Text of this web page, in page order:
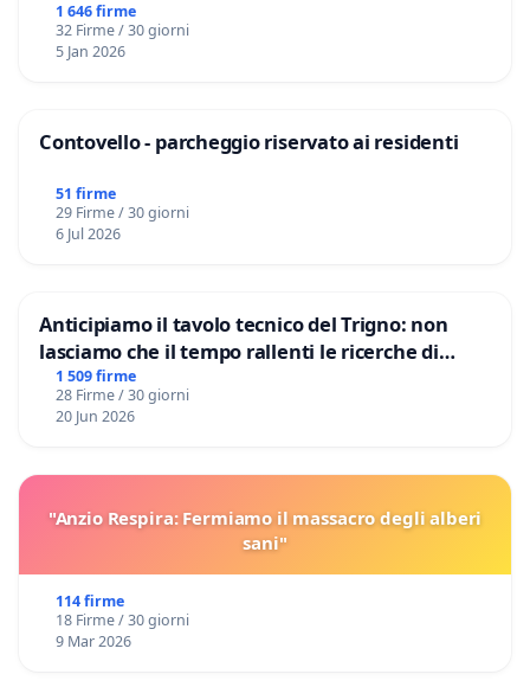
1 646 firme
32 Firme / 30 giorni
5 Jan 2026
Contovello - parcheggio riservato ai residenti
51 firme
29 Firme / 30 giorni
6 Jul 2026
Anticipiamo il tavolo tecnico del Trigno: non
lasciamo che il tempo rallenti le ricerche di
Domenico Racanati
1 509 firme
28 Firme / 30 giorni
20 Jun 2026
"Anzio Respira: Fermiamo il massacro degli alberi
sani"
114 firme
18 Firme / 30 giorni
9 Mar 2026